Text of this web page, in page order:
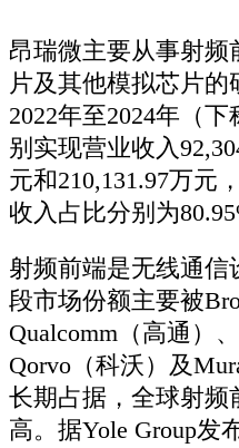
昂瑞微主要从事射频
片及其他模拟芯片的
2022年至2024年（
别实现营业收入
元和210,131.97万元
收入占比分别为
射频前端是无线通信
段市场份额主要被
Qualcomm（高通）
Qorvo（科沃）及
长期占据，全球射频
高。据Yole Group发